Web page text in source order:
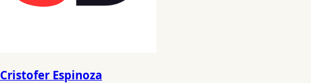
Cristofer Espinoza